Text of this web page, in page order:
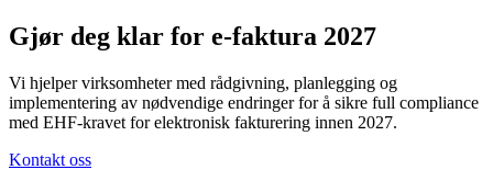
Gjør deg klar for e-faktura 2027
Vi hjelper virksomheter med rådgivning, planlegging og
implementering av nødvendige endringer for å sikre full compliance
med EHF-kravet for elektronisk fakturering innen 2027.
Kontakt oss